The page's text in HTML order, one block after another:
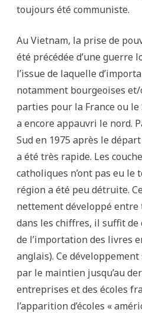
toujours été communiste.
Au Vietnam, la prise de
été précédée d’une guerre
l’issue de laquelle
notamment bourgeoises
parties pour la France ou le
a encore appauvri le nord.
Sud en 1975 après le
a été très rapide. Les
catholiques n’ont pas eu le
région a été peu détruite.
nettement développé entre
dans les chiffres, il suffit de
de l’importation des livres
anglais). Ce développement
par le maintien jusqu’au
entreprises et des écoles
l’apparition d’écoles «